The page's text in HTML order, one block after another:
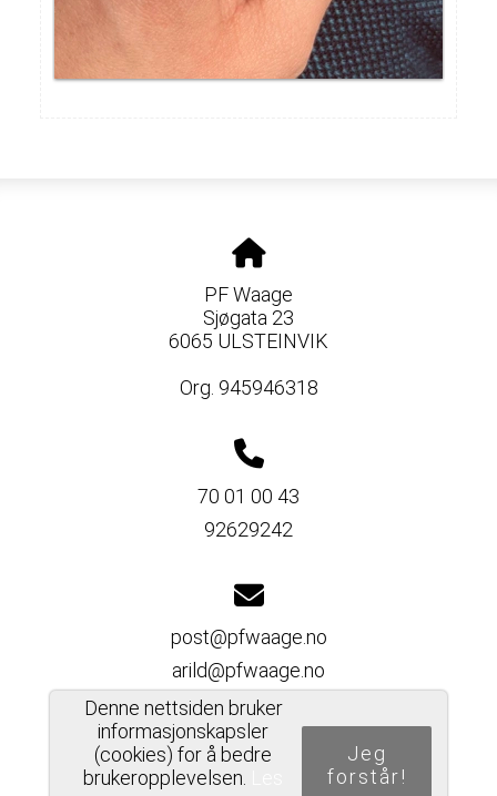
PF Waage
Sjøgata 23
6065 ULSTEINVIK
Org. 945946318
70 01 00 43
92629242
post@pfwaage.no
arild@pfwaage.no
Del nettside
Denne nettsiden bruker
informasjonskapsler
(cookies) for å bedre
brukeropplevelsen.
Jeg
forstår!